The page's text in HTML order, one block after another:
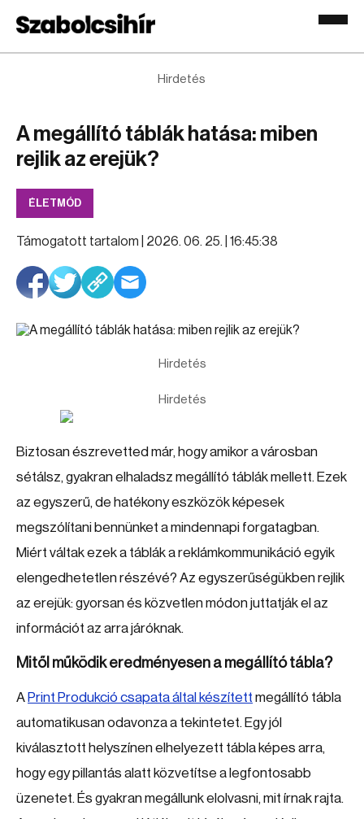
Hirdetés
A megállító táblák hatása: miben
rejlik az erejük?
ÉLETMÓD
Támogatott tartalom | 2026. 06. 25. | 16:45:38
Hirdetés
Hirdetés
Biztosan észrevetted már, hogy amikor a városban
sétálsz, gyakran elhaladsz megállító táblák mellett. Ezek
az egyszerű, de hatékony eszközök képesek
megszólítani bennünket a mindennapi forgatagban.
Miért váltak ezek a táblák a reklámkommunikáció egyik
elengedhetetlen részévé? Az egyszerűségükben rejlik
az erejük: gyorsan és közvetlen módon juttatják el az
információt az arra járóknak.
Mitől működik eredményesen a megállító tábla?
A Print Produkció csapata által készített megállító tábla
automatikusan odavonza a tekintetet. Egy jól
kiválasztott helyszínen elhelyezett tábla képes arra,
hogy egy pillantás alatt közvetítse a legfontosabb
üzenetet. És gyakran megállunk elolvasni, mit írnak rajta.